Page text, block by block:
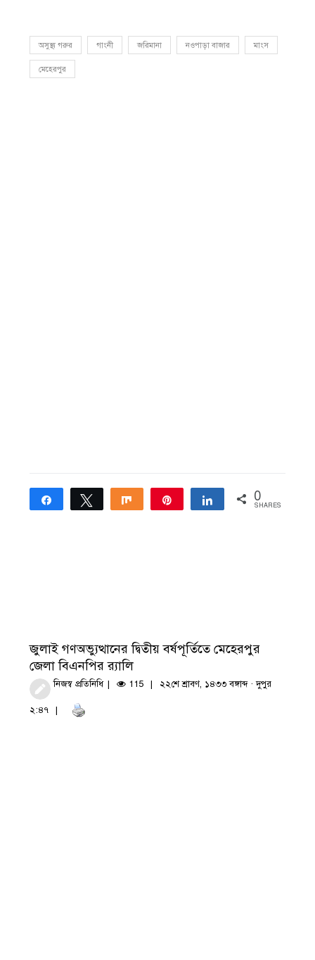
অসুস্থ্য গরুর গাংনী জরিমানা নওপাড়া বাজার মাংস
মেহেরপুর
Share Tweet Share Share 0
SHARES
জুলাই গণঅভ্যুত্থানের দ্বিতীয় বর্ষপূর্তিতে মেহেরপুর
জেলা বিএনপির র‍্যালি
নিজস্ব প্রতিনিধি 115 ২২শে শ্রাবণ, ১৪৩৩ বঙ্গাব্দ · দুপুর
২:৪৭